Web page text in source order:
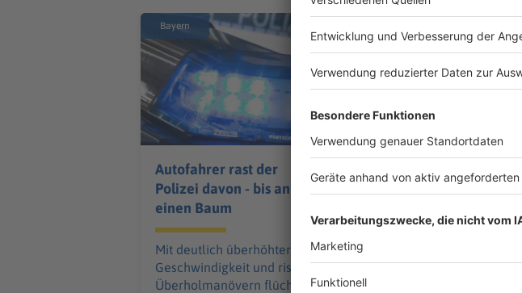
Bayern
Autofahrer rast der
Polizei davon - bis an
einen Baum
Mit deutlich überhöhter
Geschwindigkeit und riskanten
Überholmanövern flüchtet ein 24-
Trotz 2:0-
Kein 1860-Sieg zur
ereignisreiche